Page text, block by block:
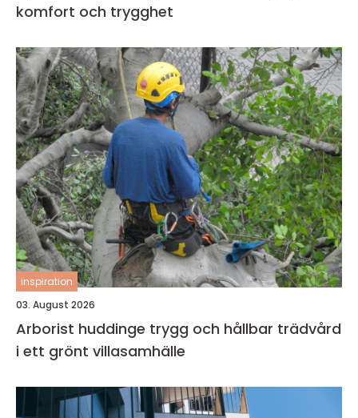
komfort och trygghet
inspiration
03. August 2026
Arborist huddinge trygg och hållbar trädvård
i ett grönt villasamhälle